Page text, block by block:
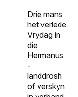
Drie mans
het verlede
Vrydag in
die
Hermanus
-
landdrosh
of verskyn